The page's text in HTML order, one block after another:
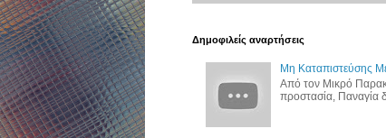
Δημοφιλείς αναρτήσεις
Μη Καταπιστεύσης
Από τον Μικρό
προστασία, Παναγία